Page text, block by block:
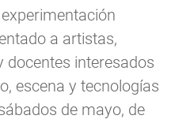
a artistas,
docentes interesados
escena y tecnologías
de mayo, de